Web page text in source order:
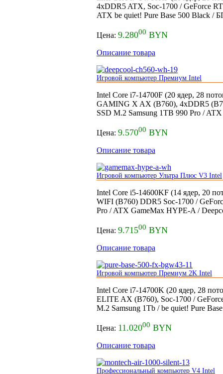
4xDDR5 ATX, Soc-1700 / GeForce
ATX be quiet! Pure Base 500 Black /
Цена: 9.28000 BYN
Описание товара
Игровой компьютер Премиум Intel
Intel Core i7-14700F (20 ядер, 28
GAMING X AX (B760), 4xDDR5
SSD M.2 Samsung 1TB 990 Pro /
Цена: 9.57000 BYN
Описание товара
Игровой компьютер Ультра Плюс V3 Intel
Intel Core i5-14600KF (14 ядер, 20
WIFI (B760) DDR5 Soc-1700 /
Pro / ATX GameMax HYPE-A /
Цена: 9.71500 BYN
Описание товара
Игровой компьютер Премиум 2K Intel
Intel Core i7-14700K (20 ядер, 28
ELITE AX (B760), Soc-1700 /
M.2 Samsung 1Tb / be quiet! Pure
Цена: 11.02000 BYN
Описание товара
Профессиональный компьютер V4 Intel